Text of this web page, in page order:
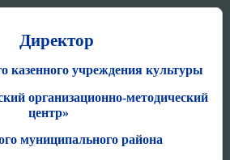
Директор
казенного учреждения культуры
организационно-методический
центр»
муниципального района